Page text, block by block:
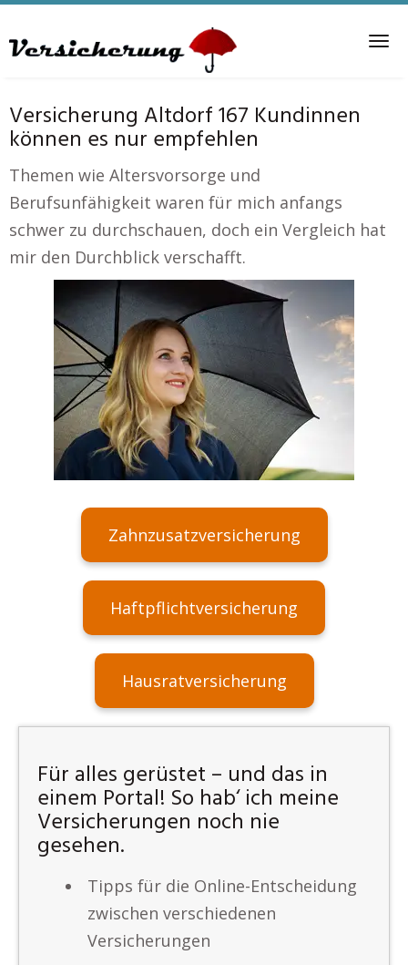
to
Versicherung Altdorf 167 Kundinnen
können es nur empfehlen
Themen wie Altersvorsorge und
Berufsunfähigkeit waren für mich anfangs
schwer zu durchschauen, doch ein Vergleich hat
mir den Durchblick verschafft.
Zahnzusatzversicherung
Haftpflichtversicherung
Hausratversicherung
Für alles gerüstet – und das in
einem Portal! So hab‘ ich meine
Versicherungen noch nie
gesehen.
Tipps für die Online-Entscheidung
zwischen verschiedenen
Versicherungen